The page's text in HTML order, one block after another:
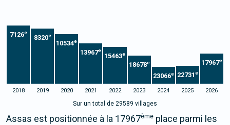
7126e
8320e
10534e
13967e
15463e
18678e
23066e 22731 e
17967e
2018 2019 2020 2021 2022 2023 2024 2025 2026
Sur un total de 29589 villages
Assas est positionnée à la 17967ème place parmi les